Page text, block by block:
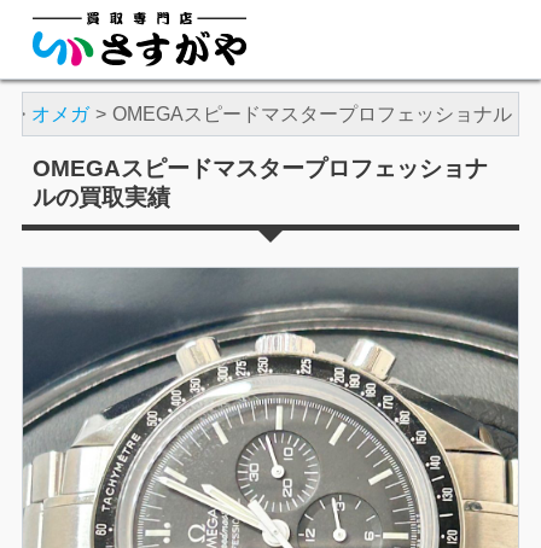
オメガ OMEGAスピードマスタープロフェッショナル
OMEGAスピードマスタープロフェッショナ
ルの買取実績